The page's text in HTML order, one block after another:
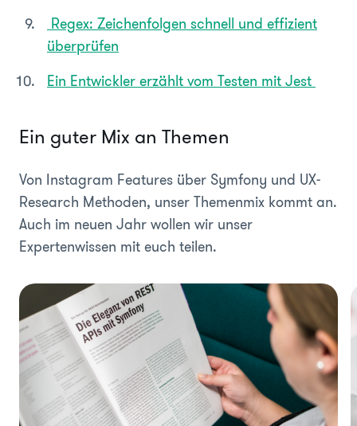
Regex: Zeichenfolgen schnell und effizient
überprüfen
Ein Entwickler erzählt vom Testen mit Jest
Ein guter Mix an Themen
Von Instagram Features über Symfony und UX-
Research Methoden, unser Themenmix kommt an.
Auch im neuen Jahr wollen wir unser
Expertenwissen mit euch teilen.